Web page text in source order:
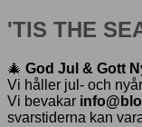
'TIS THE
🎄 God Jul & Gott
Vi håller jul- och
Vi bevakar
svarstiderna kan